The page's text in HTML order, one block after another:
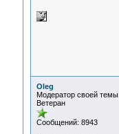
Oleg
Модератор своей темы
Ветеран
Сообщений: 8943